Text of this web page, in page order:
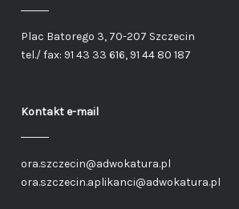
Plac Batorego 3, 70-207 Szczecin
tel./ fax: 91 43 33 616, 91 44 80 187
Kontakt e-mail
ora.szczecin@adwokatura.pl
ora.szczecin.aplikanci@adwokatura.pl